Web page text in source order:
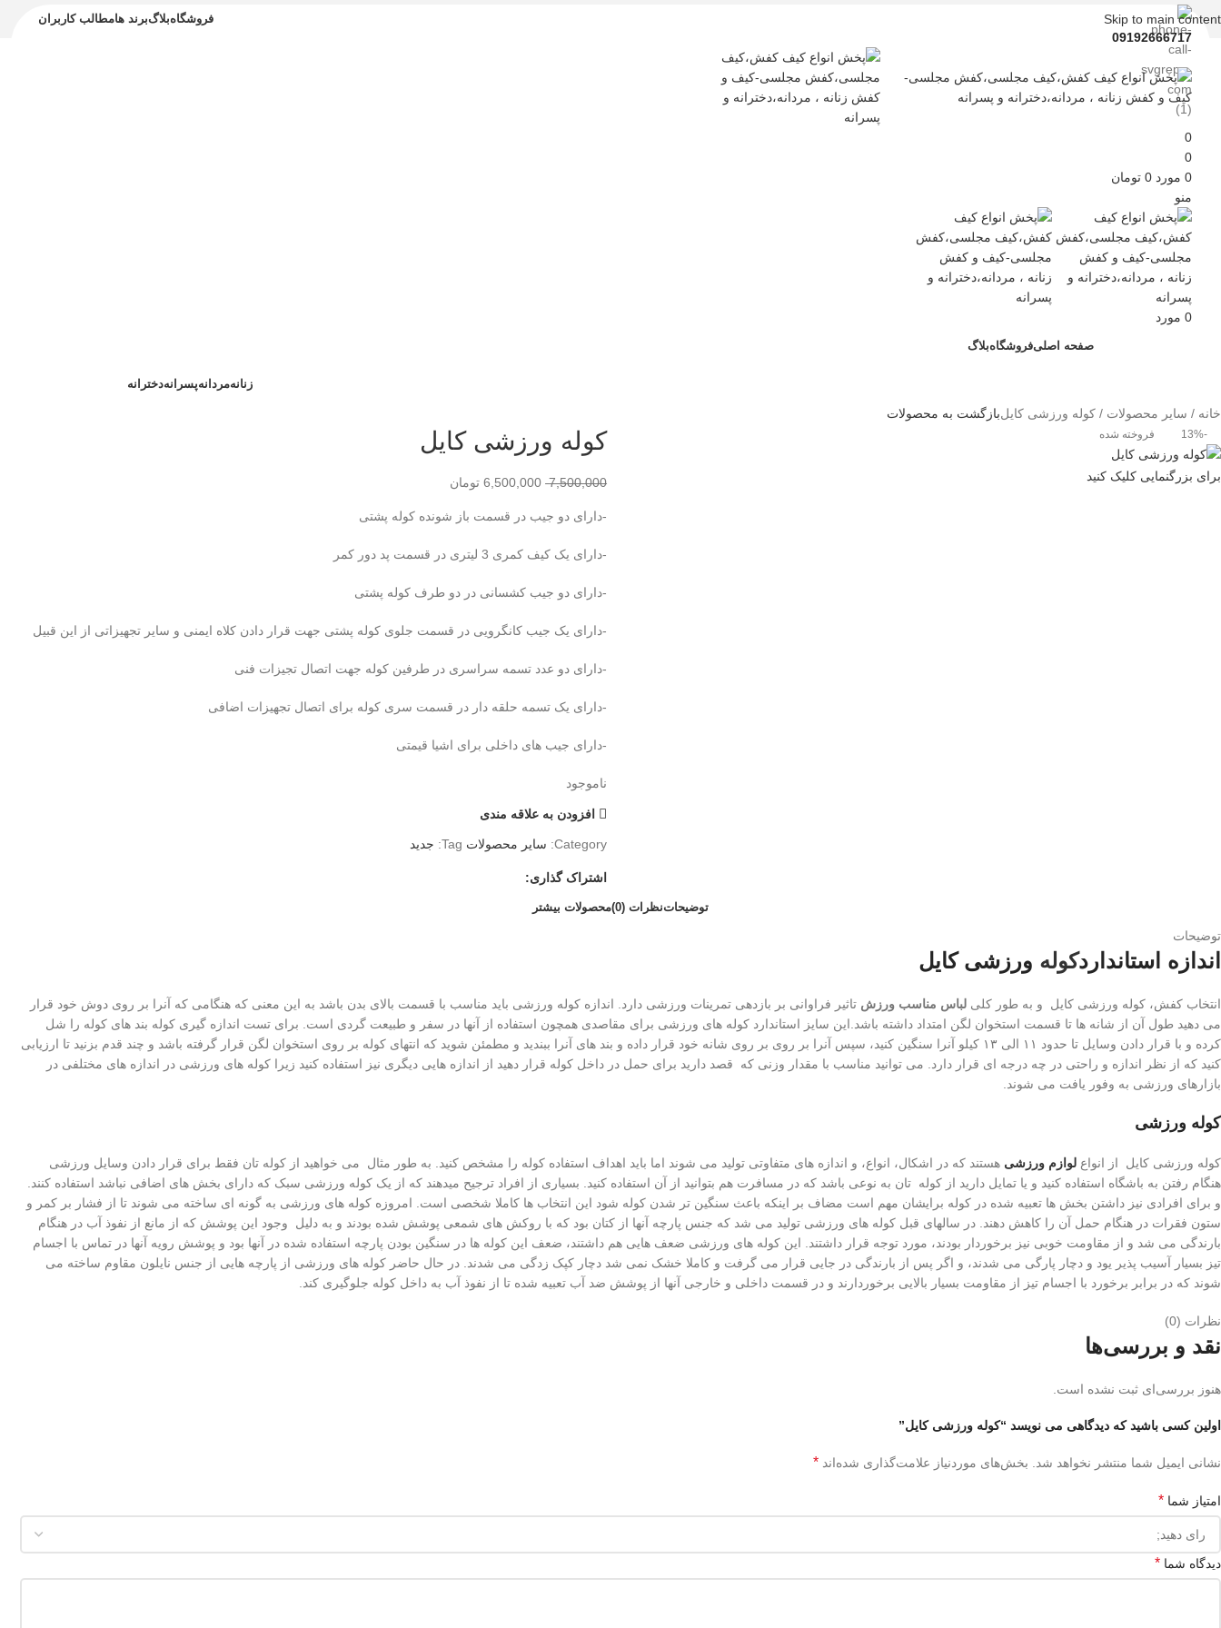
Skip to main content فروشگاهبلاگبرند هامطالب کاربران
09192666717
0
0
0 مورد 0 تومان
منو
0 مورد
صفحه اصلیفروشگاهبلاگ
زنانهمردانهپسرانهدخترانه
خانه سایر محصولات کوله ورزشی کایلبازگشت به محصولات
-13% فروخته شده
برای بزرگنمایی کلیک کنید
کوله ورزشی کایل
7,500,000
6,500,000 تومان
-دارای دو جیب در قسمت باز شونده کوله پشتی
-دارای یک کیف کمری 3 لیتری در قسمت پد دور کمر
-دارای دو جیب کشسانی در دو طرف کوله پشتی
-دارای یک جیب کانگرویی در قسمت جلوی کوله پشتی جهت قرار دادن کلاه ایمنی و سایر تجهیزاتی از این قبیل
-دارای دو عدد تسمه سراسری در طرفین کوله جهت اتصال تجیزات فنی
-دارای یک تسمه حلقه دار در قسمت سری کوله برای اتصال تجهیزات اضافی
-دارای جیب های داخلی برای اشیا قیمتی
ناموجود
افزودن به علاقه مندی
Category: سایر محصولات Tag: جدید
اشتراک گذاری:
توضیحاتنظرات (0) محصولات بیشتر
توضیحات
اندازه استانداردکوله ورزشی کایل
انتخاب کفش، کوله ورزشی کایل و به طور کلی لباس مناسب ورزش تاثیر فراوانی بر بازدهی تمرینات ورزشی دارد. اندازه کوله ورزشی باید مناسب با قسمت بالای بدن باشد به این معنی که هنگامی که آنرا بر روی دوش خود قرار
می دهید طول آن از شانه ها تا قسمت استخوان لگن امتداد داشته باشد.این سایز استاندارد کوله های ورزشی برای مقاصدی همچون استفاده از آنها در سفر و طبیعت گردی است. برای تست اندازه گیری کوله بند های کوله را شل
کرده و با قرار دادن وسایل تا حدود ۱۱ الی ۱۳ کیلو آنرا سنگین کنید، سپس آنرا بر روی بر روی شانه خود قرار داده و بند های آنرا ببندید و مطمئن شوید که انتهای کوله بر روی استخوان لگن قرار گرفته باشد و چند قدم بزنید تا ارزیابی
کنید که از نظر اندازه و راحتی در چه درجه ای قرار دارد. می توانید مناسب با مقدار وزنی که قصد دارید برای حمل در داخل کوله قرار دهید از اندازه هایی دیگری نیز استفاده کنید زیرا کوله های ورزشی در اندازه های مختلفی در
بازارهای ورزشی به وفور یافت می شوند.
کوله ورزشی
کوله ورزشی کایل از انواع لوازم ورزشی هستند که در اشکال، انواع، و اندازه های متفاوتی تولید می شوند اما باید اهداف استفاده کوله را مشخص کنید. به طور مثال می خواهید از کوله تان فقط برای قرار دادن وسایل ورزشی
هنگام رفتن به باشگاه استفاده کنید و یا تمایل دارید از کوله تان به نوعی باشد که در مسافرت هم بتوانید از آن استفاده کنید. بسیاری از افراد ترجیح میدهند که از یک کوله ورزشی سبک که دارای بخش های اضافی نباشد استفاده کنند.
و برای افرادی نیز داشتن بخش ها تعبیه شده در کوله برایشان مهم است مضاف بر اینکه باعث سنگین تر شدن کوله شود این انتخاب ها کاملا شخصی است. امروزه کوله های ورزشی به گونه ای ساخته می شوند تا از فشار بر کمر و
ستون فقرات در هنگام حمل آن را کاهش دهند. در سالهای قبل کوله های ورزشی تولید می شد که جنس پارچه آنها از کتان بود که با روکش های شمعی پوشش شده بودند و به دلیل وجود این پوشش که از مانع از نفوذ آب در هنگام
بارندگی می شد و از مقاومت خوبی نیز برخوردار بودند، مورد توجه قرار داشتند. این کوله های ورزشی ضعف هایی هم داشتند، ضعف این کوله ها در سنگین بودن پارچه استفاده شده در آنها بود و پوشش رویه آنها در تماس با اجسام
تیز بسیار آسیب پذیر یود و دچار پارگی می شدند، و اگر پس از بارندگی در جایی قرار می گرفت و کاملا خشک نمی شد دچار کپک زدگی می شدند. در حال حاضر کوله های ورزشی از پارچه هایی از جنس نایلون مقاوم ساخته می
شوند که در برابر برخورد با اجسام تیز از مقاومت بسیار بالایی برخوردارند و در قسمت داخلی و خارجی آنها از پوشش ضد آب تعبیه شده تا از نفوذ آب به داخل کوله جلوگیری کند.
نظرات (0)
نقد و بررسی‌ها
هنوز بررسی‌ای ثبت نشده است.
اولین کسی باشید که دیدگاهی می نویسد “کوله ورزشی کایل”
نشانی ایمیل شما منتشر نخواهد شد. بخش‌های موردنیاز علامت‌گذاری شده‌اند *
امتیاز شما *
دیدگاه شما *